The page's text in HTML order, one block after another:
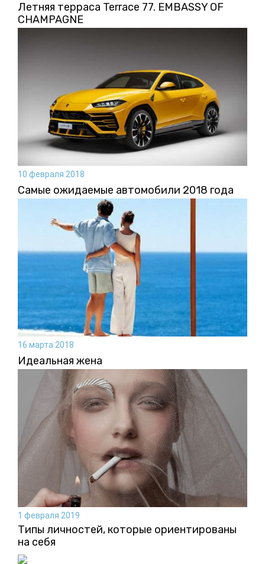
Летняя терраса Terrace 77. EMBASSY OF
CHAMPAGNE
10 февраля 2018
Самые ожидаемые автомобили 2018 года
16 марта 2018
Идеальная жена
1 февраля 2019
Типы личностей, которые ориентированы
на себя